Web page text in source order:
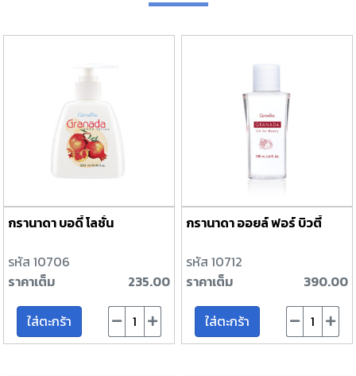
กรานาดา บอดี้ โลชั่น
รหัส 10706
ราคาเต็ม
235.00
ใส่ตะกร้า
กรานาดา ออยล์ ฟอร์ บิวตี้
รหัส 10712
ราคาเต็ม
390.00
ใส่ตะกร้า